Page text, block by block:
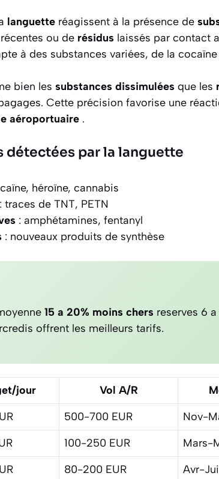
languette réagissent à la présence de
récentes ou de résidus laissés par contact
à des substances variées, de la
bien les substances dissimulées que les
Cette précision favorise une
aéroportuaire .
détectées par la languette
héroïne, cannabis
: traces de TNT, PETN
: amphétamines, fentanyl
: nouveaux produits de synthèse
15 a 20% moins chers reserves 6
offrent les meilleurs tarifs.
jour Vol A/R
500-700 EUR
Nov-
100-250 EUR
Mars-
80-200 EUR Avr-